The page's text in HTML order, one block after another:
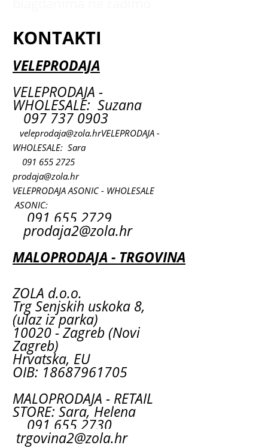
KONTAKTI
VELEPRODAJA
VELEPRODAJA -
WHOLESALE: Suzana
097 737 0903
veleprodaja@zola.hrVELEPRODAJA -
WHOLESALE: Sara
091 655 2725
prodaja@zola.hr
VELEPRODAJA ASONIC - WHOLESALE
ASONIC:
091 655 2729
prodaja2@zola.hr
MALOPRODAJA - TRGOVINA
ZOLA d.o.o.
Trg Senjskih uskoka 8,
(ulaz iz parka)
10020 - Zagreb (Novi
Zagreb)
Hrvatska, EU
OIB: 18687961705
MALOPRODAJA - RETAIL
STORE: Sara, Helena
091 655 2730
trgovina2@zola.hr